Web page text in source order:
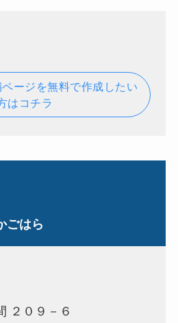
ージを無料で作成したい
はコチラ
ごはら
２０９－６